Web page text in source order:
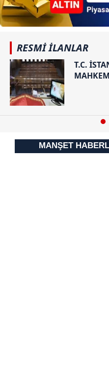
ilgili mevzuata uygun olarak
almak için lütfen
tıklayınız
RESMİ İLANLAR
T.C.
MANŞET